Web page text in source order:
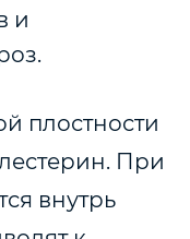
и
плостности
При
внутрь